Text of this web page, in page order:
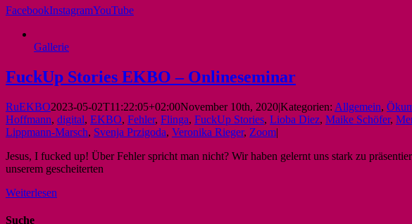
FacebookInstagramYouTube
Gallerie
FuckUp Stories EKBO – Onlineseminar
RuEKBO2023-05-02T11:22:05+02:00November 10th, 2020|Kategorien: Allgemein,
Hoffmann, digital, EKBO, Fehler, Flinga, FuckUp Stories, Lioba Diez, Maike Schöfer,
Lippmann-Marsch, Svenja Przigoda, Veronika Rieger, Zoom|
Jesus, I fucked up! Über Fehler spricht man nicht? Wir haben gelernt uns stark zu
unserem gescheiterten
Weiterlesen
Suche